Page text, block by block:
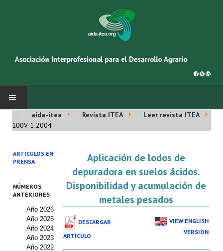
INICIO
Cincuentenario AIDA
Organigrama
Estatutos
aida-itea Revista ITEA
Leer revista ITEA
100V-1 2004
ARTÍCULOS EN
PRENSA
NÚMEROS
ANTERIORES
Año 2026
Año 2025
Año 2024
Año 2023
Año 2022
Aplicación de lodos de
depuradora en suelos ácidos.
Disponibilidad y acumulación de
metales pesados
DESCARGAR
ARTÍCULO
VIEW ENGLISH
VERSION